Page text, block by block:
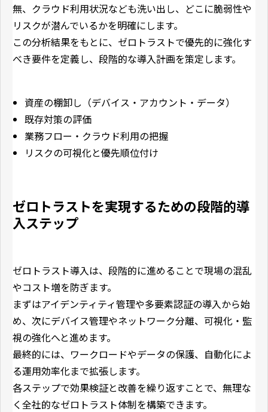
無、クラウド利用状況なども洗い出し、どこに脆弱性や
リスクが潜んでいるかを明確にします。
この分析結果をもとに、ゼロトラストで優先的に強化す
べき要件を定義し、段階的な導入計画を策定します。
資産の棚卸し（デバイス・アカウント・データ）
既存対策の評価
業務フロー・クラウド利用の把握
リスクの可視化と優先順位付け
ゼロトラストを実現するための段階的導
入ステップ
ゼロトラスト導入は、段階的に進めることで現場の混乱
やコスト増を防ぎます。
まずはアイデンティティ管理や多要素認証の導入から始
め、次にデバイス管理やネットワーク分離、可視化・監
視の強化へと進めます。
最終的には、ワークロードやデータの保護、自動化によ
る運用効率化まで拡張します。
各ステップで効果検証と改善を繰り返すことで、無理な
く全社的なゼロトラスト体制を構築できます。